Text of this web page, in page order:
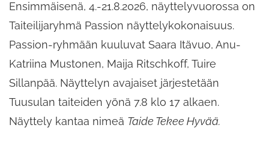
Ensimmäisenä, 4.-21.8.2026, näyttelyvuorossa on
Taiteilijaryhmä Passion näyttelykokonaisuus.
Passion-ryhmään kuuluvat Saara Itävuo, Anu-
Katriina Mustonen, Maija Ritschkoff, Tuire
Sillanpää. Näyttelyn avajaiset järjestetään
Tuusulan taiteiden yönä 7.8 klo 17 alkaen.
Näyttely kantaa nimeä Taide Tekee Hyvää.